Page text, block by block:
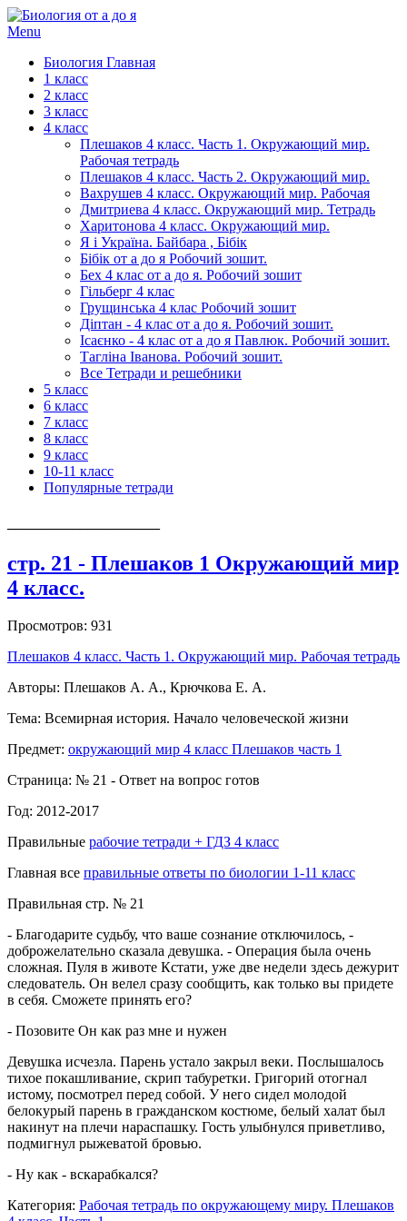
Menu
Биология Главная
1 класс
2 класс
3 класс
4 класс
Плешаков 4 класс. Часть 1. Окружающий мир.
Рабочая тетрадь
Плешаков 4 класс. Часть 2. Окружающий мир.
Вахрушев 4 класс. Окружающий мир. Рабочая
Дмитриева 4 класс. Окружающий мир. Тетрадь
Харитонова 4 класс. Окружающий мир.
Я і Україна. Байбара , Бібік
Бібік от а до я Робочий зошит.
Бех 4 клас от а до я. Робочий зошит
Гільберг 4 клас
Грущинська 4 клас Робочий зошит
Діптан - 4 клас от а до я. Робочий зошит.
Ісаєнко - 4 клас от а до я Павлюк. Робочий зошит.
Тагліна Іванова. Робочий зошит.
Все Тетради и решебники
5 класс
6 класс
7 класс
8 класс
9 класс
10-11 класс
Популярные тетради
стр. 21 - Плешаков 1 Окружающий мир
4 класс.
Просмотров: 931
Плешаков 4 класс. Часть 1. Окружающий мир. Рабочая тетрадь
Авторы: Плешаков А. А., Крючкова Е. А.
Тема: Всемирная история. Начало человеческой жизни
Предмет: окружающий мир 4 класс Плешаков часть 1
Страница: № 21 - Ответ на вопрос готов
Год: 2012-2017
Правильные рабочие тетради + ГДЗ 4 класс
Главная все правильные ответы по биологии 1-11 класс
Правильная стр. № 21
- Благодарите судьбу, что ваше сознание отключилось, -
доброжелательно сказала девушка. - Операция была очень
сложная. Пуля в животе Кстати, уже две недели здесь дежурит
следователь. Он велел сразу сообщить, как только вы придете
в себя. Сможете принять его?
- Позовите Он как раз мне и нужен
Девушка исчезла. Парень устало закрыл веки. Послышалось
тихое покашливание, скрип табуретки. Григорий отогнал
истому, посмотрел перед собой. У него сидел молодой
белокурый парень в гражданском костюме, белый халат был
накинут на плечи нараспашку. Гость улыбнулся приветливо,
подмигнул рыжеватой бровью.
- Ну как - вскарабкался?
Категория: Рабочая тетрадь по окружающему миру. Плешаков